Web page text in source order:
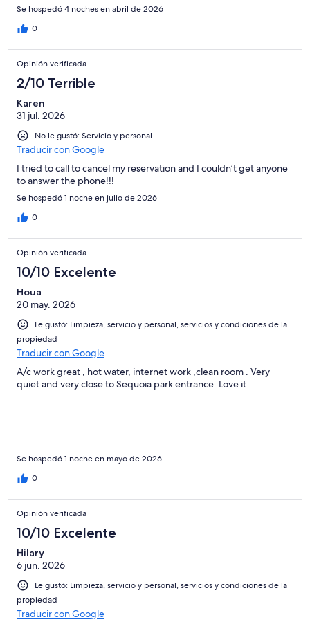
Se hospedó 4 noches en abril de 2026
0
Opinión verificada
2/10 Terrible
Karen
31 jul. 2026
No le gustó: Servicio y personal
Traducir con Google
I tried to call to cancel my reservation and I couldn’t get anyone
to answer the phone!!!
Se hospedó 1 noche en julio de 2026
0
Opinión verificada
10/10 Excelente
Houa
20 may. 2026
Le gustó: Limpieza, servicio y personal, servicios y condiciones de la
propiedad
Traducir con Google
A/c work great , hot water, internet work ,clean room . Very
quiet and very close to Sequoia park entrance. Love it
Se hospedó 1 noche en mayo de 2026
0
Opinión verificada
10/10 Excelente
Hilary
6 jun. 2026
Le gustó: Limpieza, servicio y personal, servicios y condiciones de la
propiedad
Traducir con Google